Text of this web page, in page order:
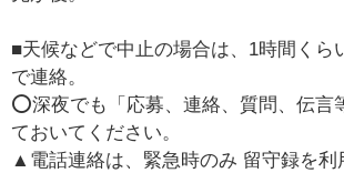
■天候などで中止の場合は、1時間くら
で連絡。
⭕️深夜でも「応募、連絡、質問、伝言
ておいてください。
▲電話連絡は、緊急時のみ 留守録を利